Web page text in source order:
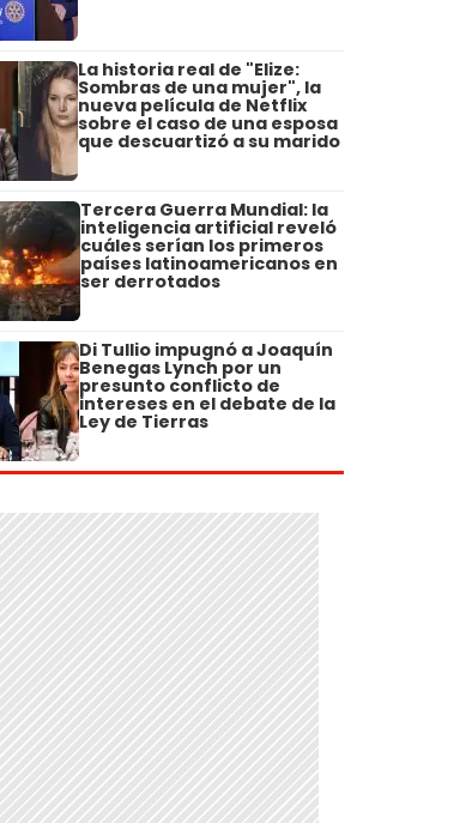
La historia real de "Elize:
Sombras de una mujer", la
nueva película de Netflix
sobre el caso de una esposa
que descuartizó a su marido
Tercera Guerra Mundial: la
inteligencia artificial reveló
cuáles serían los primeros
países latinoamericanos en
ser derrotados
Di Tullio impugnó a Joaquín
Benegas Lynch por un
presunto conflicto de
intereses en el debate de la
Ley de Tierras